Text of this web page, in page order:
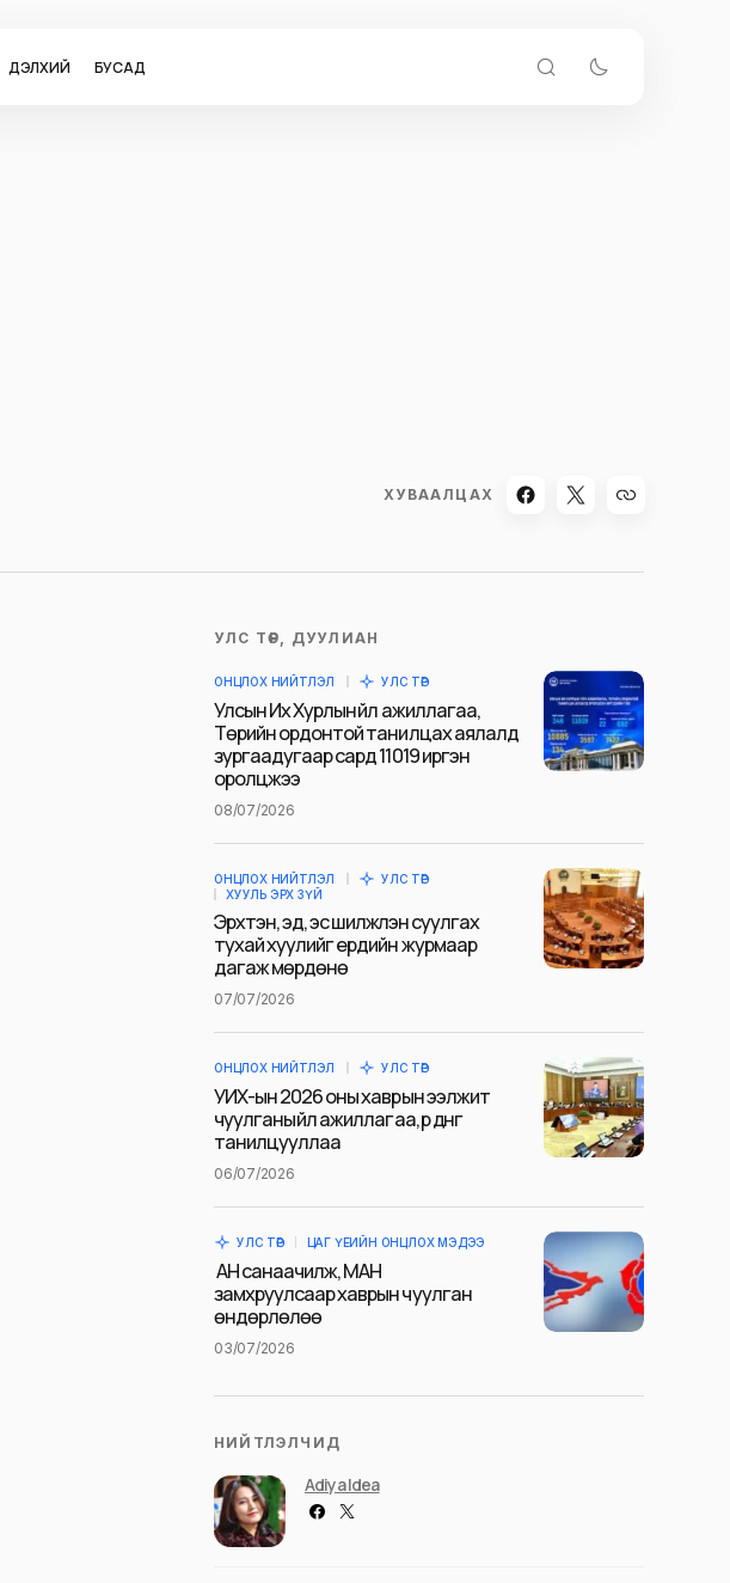
ДЭЛХИЙ БУСАД
ХУВААЛЦАХ
УЛС ТӨР, ДУУЛИАН
ОНЦЛОХ НИЙТЛЭЛ УЛС ТӨР
Улсын Их Хурлын үйл ажиллагаа,
Төрийн ордонтой танилцах аялалд
зургаадугаар сард 11019 иргэн
оролцжээ
08/07/2026
ОНЦЛОХ НИЙТЛЭЛ
УЛС ТӨР
ХУУЛЬ ЭРХ ЗҮЙ
Эрхтэн, эд, эс шилжүүлэн суулгах
тухай хуулийг ердийн журмаар
дагаж мөрдөнө
07/07/2026
ОНЦЛОХ НИЙТЛЭЛ УЛС ТӨР
УИХ-ын 2026 оны хаврын ээлжит
чуулганы үйл ажиллагаа, үр дүнг
танилцууллаа
06/07/2026
УЛС ТӨР ЦАГ ҮЕИЙН ОНЦЛОХ МЭДЭЭ
АН санаачилж, МАН
замхруулсаар хаврын чуулган
өндөрлөлөө
03/07/2026
НИЙТЛЭЛЧИД
Adiya Idea